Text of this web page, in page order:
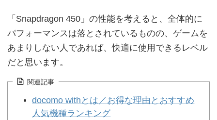
「Snapdragon 450」の性能を考えると、全体的に
パフォーマンスは落とされているものの、ゲームを
あまりしない人であれば、快適に使用できるレベル
だと思います。
関連記事
docomo withとは／お得な理由とおすすめ
人気機種ランキング